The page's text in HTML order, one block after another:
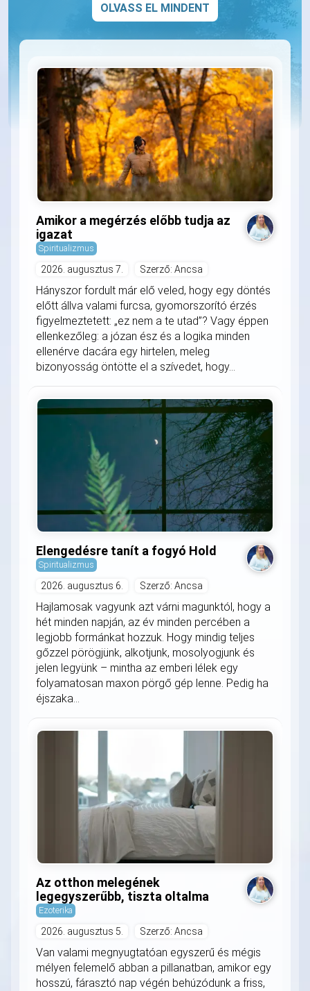
OLVASS EL MINDENT
Amikor a megérzés előbb tudja az
igazat
Spiritualizmus
2026. augusztus 7. Szerző: Ancsa
Hányszor fordult már elő veled, hogy egy döntés
előtt állva valami furcsa, gyomorszorító érzés
figyelmeztetett: „ez nem a te utad”? Vagy éppen
ellenkezőleg: a józan ész és a logika minden
ellenérve dacára egy hirtelen, meleg
bizonyosság öntötte el a szívedet, hogy...
Elengedésre tanít a fogyó Hold
Spiritualizmus
2026. augusztus 6. Szerző: Ancsa
Hajlamosak vagyunk azt várni magunktól, hogy a
hét minden napján, az év minden percében a
legjobb formánkat hozzuk. Hogy mindig teljes
gőzzel pörögjünk, alkotjunk, mosolyogjunk és
jelen legyünk – mintha az emberi lélek egy
folyamatosan maxon pörgő gép lenne. Pedig ha
éjszaka...
Az otthon melegének
legegyszerűbb, tiszta oltalma
Ezoterika
2026. augusztus 5. Szerző: Ancsa
Van valami megnyugtatóan egyszerű és mégis
mélyen felemelő abban a pillanatban, amikor egy
hosszú, fárasztó nap végén behúzódunk a friss,